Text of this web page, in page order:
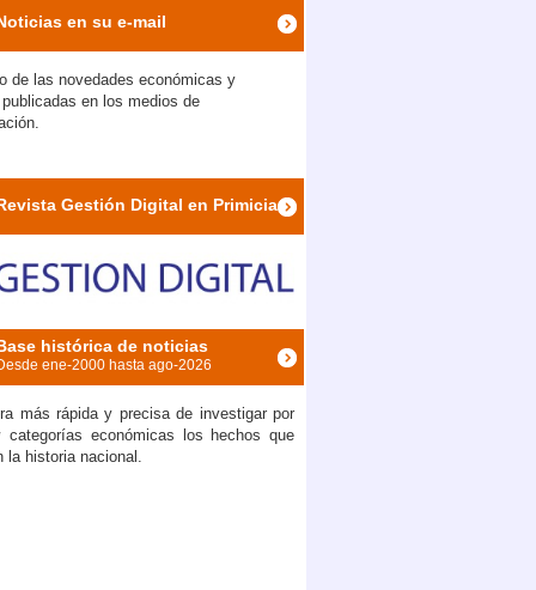
la audiencia de apelación en el caso Odebrecht
Paúl Pérez, creará proyecto contra el crimen
en su e-mail
de las novedades económicas y
en los medios de
Gestión Digital en Primicias
histórica de noticias
ene-2000 hasta ago-2026
más rápida y precisa de investigar por
categorías económicas los hechos que
la historia nacional.